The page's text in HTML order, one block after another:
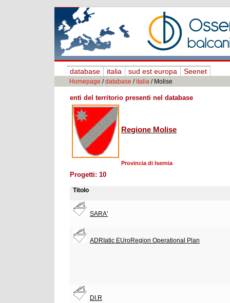
database italia sud est europa Seenet
Homepage /database /italia / Molise
enti del territorio presenti nel database
Regione Molise
Provincia di Isernia
Progetti: 10
Titolo
SARA'
ADRIatic EUroRegion Operational Plan
DI.R